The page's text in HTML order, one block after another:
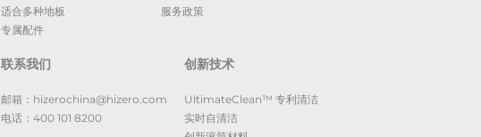
适合多种地板
专属配件
服务政策
联系我们
邮箱：hizerochina@hizero.com
电话：400 101 8200
创新技术
UltimateClean™ 专利清洁
实时自清洁